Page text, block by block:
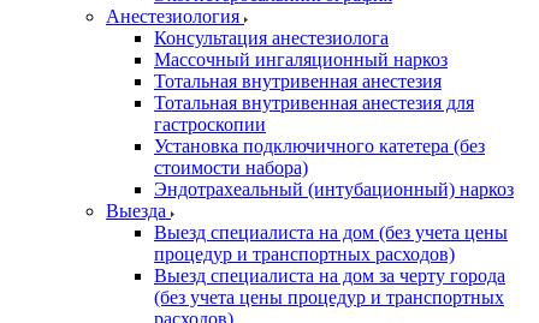
Анестезиология
Консультация анестезиолога
Массочный ингаляционный наркоз
Тотальная внутривенная анестезия
Тотальная внутривенная анестезия для
гастроскопии
Установка подключичного катетера (без
стоимости набора)
Эндотрахеальный (интубационный) наркоз
Выезда
Выезд специалиста на дом (без учета цены
процедур и транспортных расходов)
Выезд специалиста на дом за черту города
(без учета цены процедур и транспортных
расходов)